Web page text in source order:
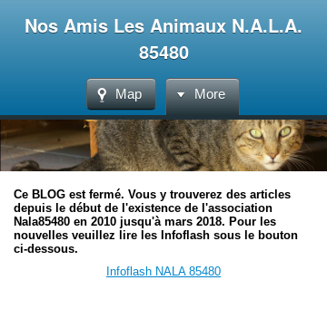
Nos Amis Les Animaux N.A.L.A.
85480
Map More
Ce BLOG est fermé. Vous y trouverez des articles
depuis le début de l'existence de l'association
Nala85480 en 2010 jusqu'à mars 2018. Pour les
nouvelles veuillez lire les Infoflash sous le bouton
ci-dessous.
Infoflash NALA 85480